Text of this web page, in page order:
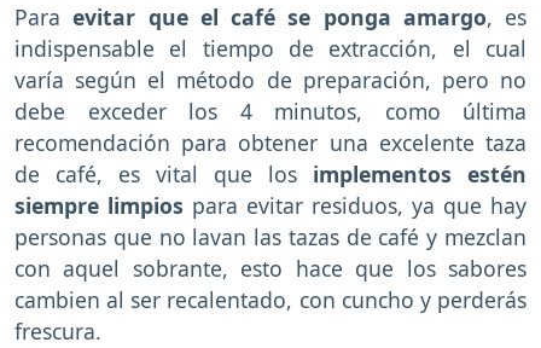
Paraevitar que el café se ponga amargo, es
indispensable el tiempo de extracción, el cual
varía según el método de preparación, pero no
debe exceder los 4 minutos, como última
recomendación para obtener una excelente taza
de café, es vital que los implementos estén
siempre limpios para evitar residuos, ya que hay
personas que no lavan las tazas de café y mezclan
con aquel sobrante, esto hace que los sabores
cambien al ser recalentado, con cuncho y perderás
frescura.